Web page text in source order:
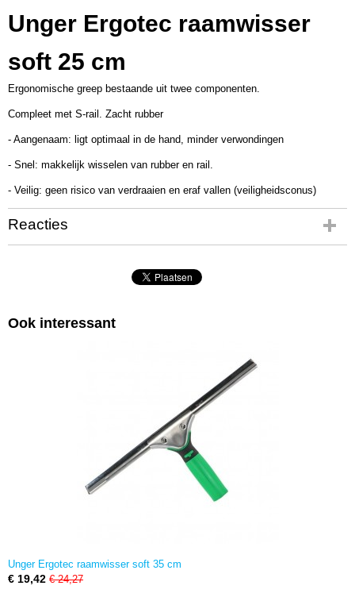
Productcode leverancier
ES250
Unger Ergotec raamwisser
soft 25 cm
Ergonomische greep bestaande uit twee componenten.
Compleet met S-rail. Zacht rubber
- Aangenaam: ligt optimaal in de hand, minder verwondingen
- Snel: makkelijk wisselen van rubber en rail.
- Veilig: geen risico van verdraaien en eraf vallen (veiligheidsconus)
Reacties
Ook interessant
Unger Ergotec raamwisser soft 35 cm
€ 19,42 € 24,27